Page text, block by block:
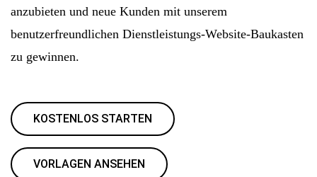
anzubieten und neue Kunden mit unserem
benutzerfreundlichen Dienstleistungs-Website-Baukasten
zu gewinnen.
KOSTENLOS STARTEN
VORLAGEN ANSEHEN